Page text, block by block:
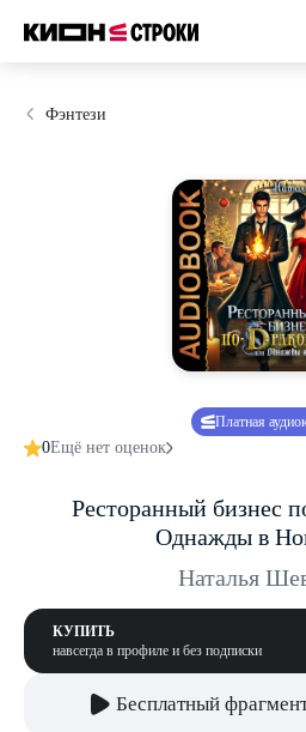
Фэнтези
Платная
0Ещё нет оценок
Ресторанный бизнес
Однажды в
Наталья
КУПИТЬ
навсегда в профиле и без подписки
Бесплатный